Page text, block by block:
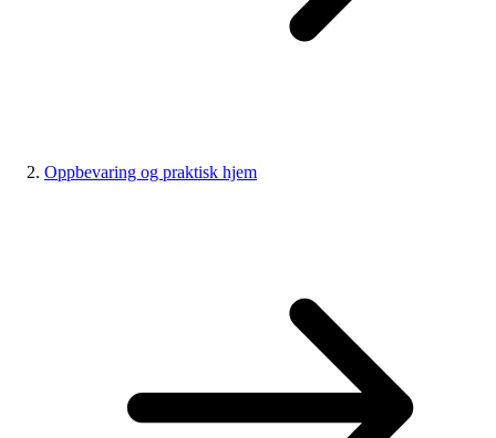
Oppbevaring og praktisk hjem